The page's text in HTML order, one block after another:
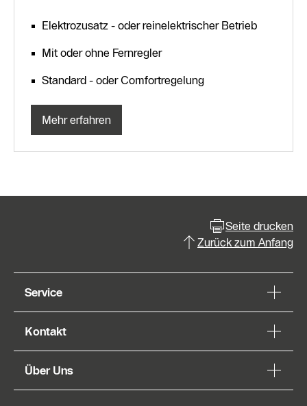
Elektrozusatz - oder reinelektrischer Betrieb
Mit oder ohne Fernregler
Standard - oder Comfortregelung
Mehr erfahren
Seite drucken
Zurück zum Anfang
Service
Kontakt
Über Uns